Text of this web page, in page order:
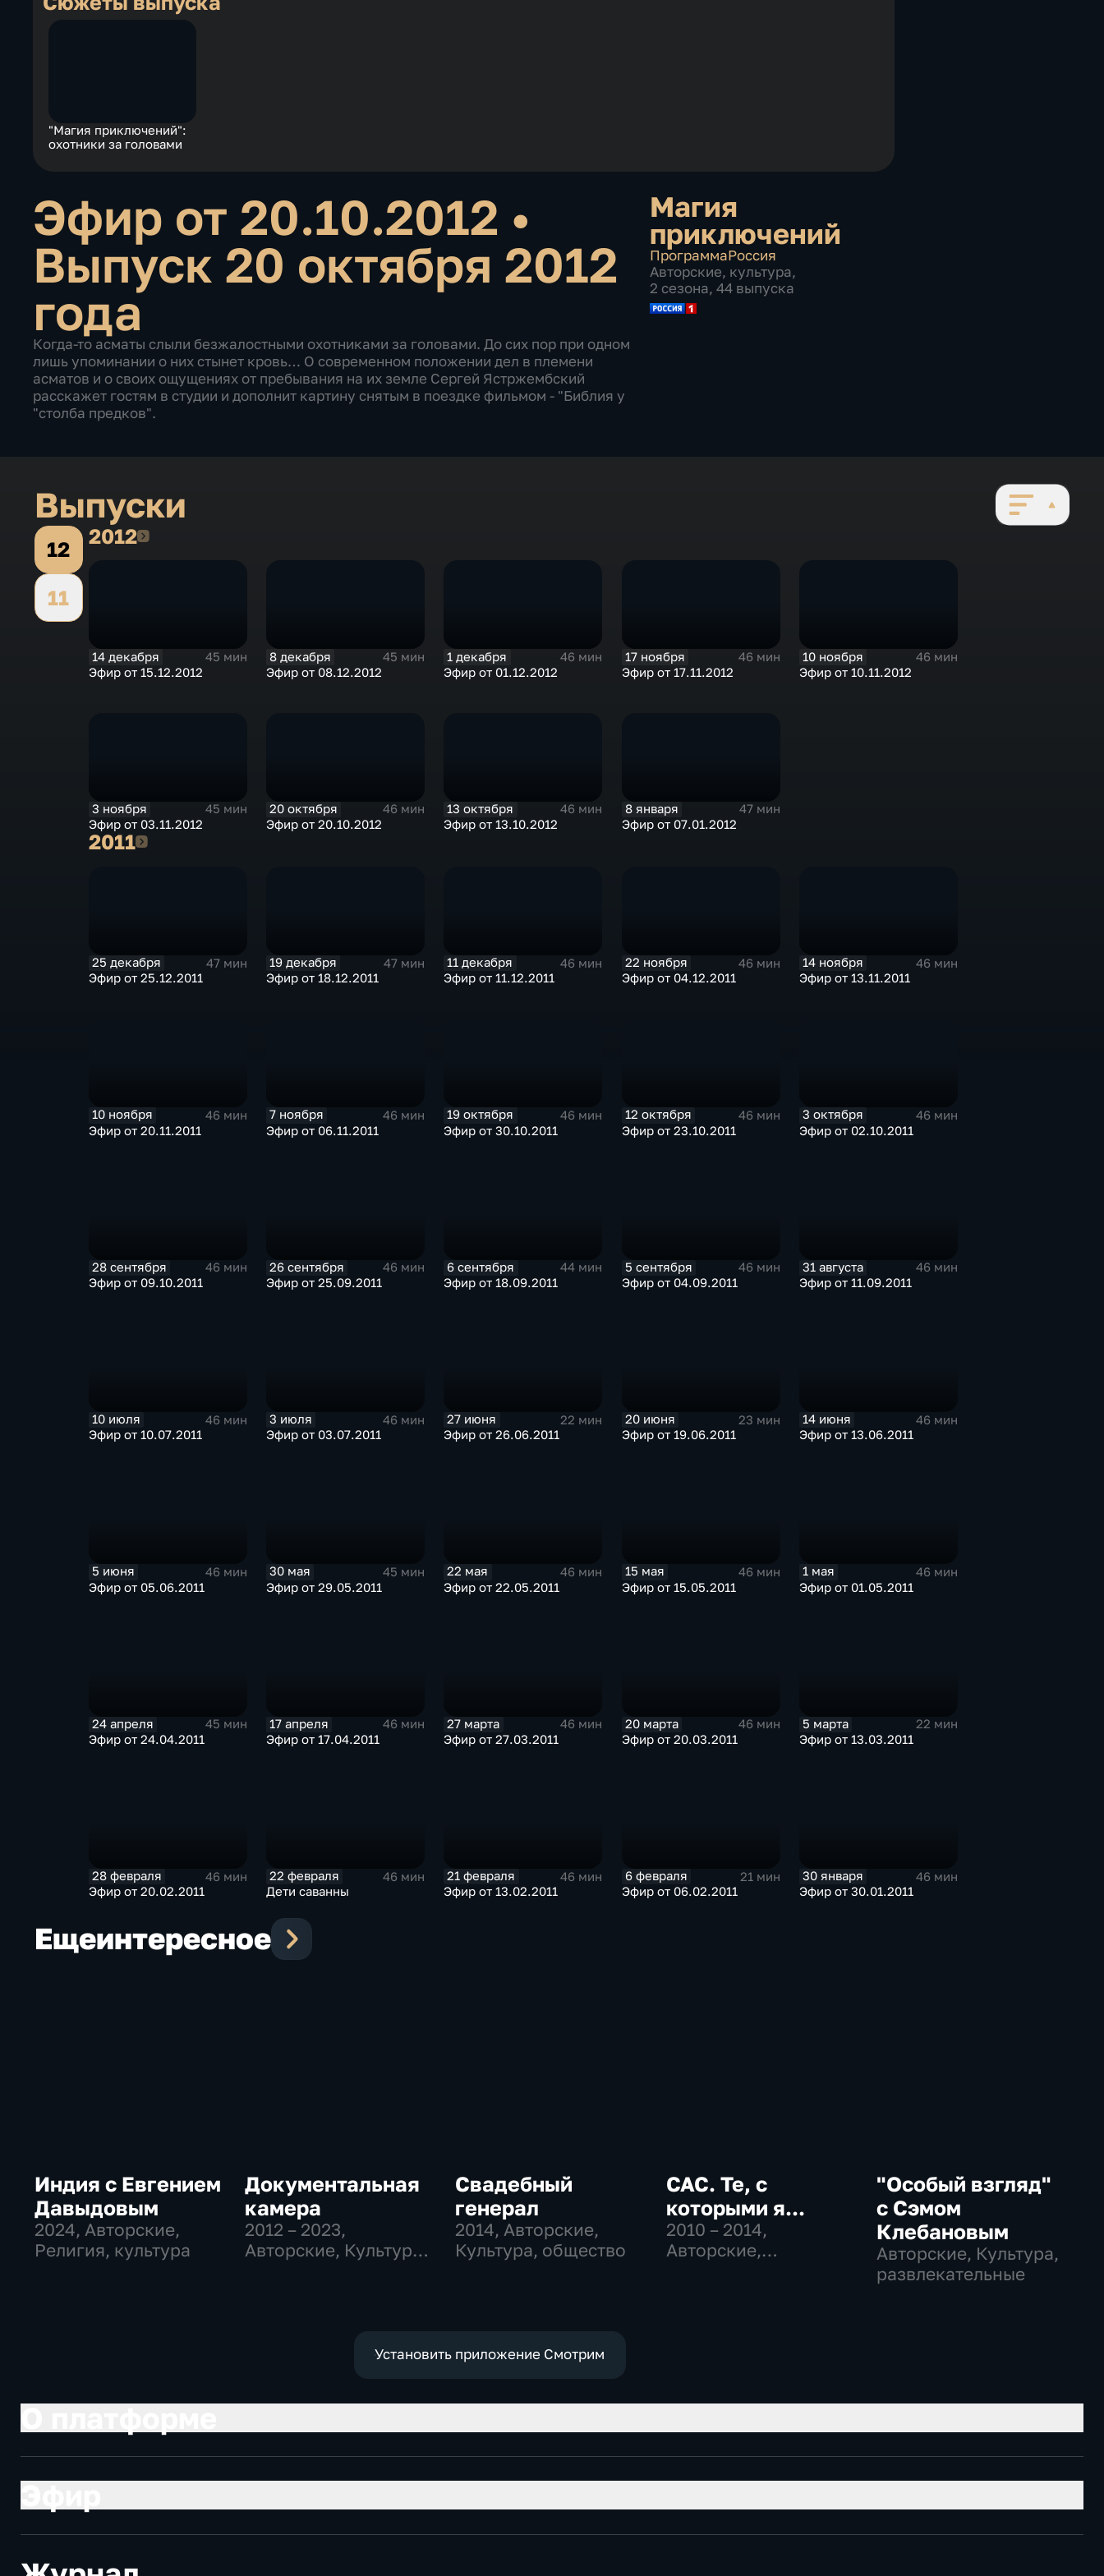
"Магия приключений":
охотники за головами
Эфир от 20.10.2012 •
Выпуск 20 октября 2012
года
Когда-то асматы слыли безжалостными охотниками за головами. До сих пор при одном
лишь упоминании о них стынет кровь… О современном положении дел в племени
асматов и о своих ощущениях от пребывания на их земле Сергей Ястржембский
расскажет гостям в студии и дополнит картину снятым в поездке фильмом - "Библия у
"столба предков".
Магия
приключений
ПрограммаРоссия
Авторские, культура,
2 сезона, 44 выпуска
Выпуски
12
11
20122012
14 декабря
45 мин
Эфир от 15.12.2012
8 декабря
45 мин
Эфир от 08.12.2012
1 декабря
46 мин
Эфир от 01.12.2012
17 ноября
46 мин
Эфир от 17.11.2012
10 ноября
46 мин
Эфир от 10.11.2012
3 ноября
45 мин
Эфир от 03.11.2012
20 октября
46 мин
Эфир от 20.10.2012
13 октября
46 мин
Эфир от 13.10.2012
8 января
47 мин
Эфир от 07.01.2012
20112011
25 декабря
47 мин
Эфир от 25.12.2011
19 декабря
47 мин
Эфир от 18.12.2011
11 декабря
46 мин
Эфир от 11.12.2011
22 ноября
46 мин
Эфир от 04.12.2011
14 ноября
46 мин
Эфир от 13.11.2011
10 ноября
46 мин
Эфир от 20.11.2011
7 ноября
46 мин
Эфир от 06.11.2011
19 октября
46 мин
Эфир от 30.10.2011
12 октября
46 мин
Эфир от 23.10.2011
3 октября
46 мин
Эфир от 02.10.2011
28 сентября
46 мин
Эфир от 09.10.2011
26 сентября
46 мин
Эфир от 25.09.2011
6 сентября
44 мин
Эфир от 18.09.2011
5 сентября
46 мин
Эфир от 04.09.2011
31 августа
46 мин
Эфир от 11.09.2011
10 июля
46 мин
Эфир от 10.07.2011
3 июля
46 мин
Эфир от 03.07.2011
27 июня
22 мин
Эфир от 26.06.2011
20 июня
23 мин
Эфир от 19.06.2011
14 июня
46 мин
Эфир от 13.06.2011
5 июня
46 мин
Эфир от 05.06.2011
30 мая
45 мин
Эфир от 29.05.2011
22 мая
46 мин
Эфир от 22.05.2011
15 мая
46 мин
Эфир от 15.05.2011
1 мая
46 мин
Эфир от 01.05.2011
24 апреля
45 мин
Эфир от 24.04.2011
17 апреля
46 мин
Эфир от 17.04.2011
27 марта
46 мин
Эфир от 27.03.2011
20 марта
46 мин
Эфир от 20.03.2011
5 марта
22 мин
Эфир от 13.03.2011
28 февраля
46 мин
Эфир от 20.02.2011
22 февраля
46 мин
Дети саванны
21 февраля
46 мин
Эфир от 13.02.2011
6 февраля
21 мин
Эфир от 06.02.2011
30 января
46 мин
Эфир от 30.01.2011
Ещеинтересное
Индия с Евгением
Давыдовым
2024, Авторские,
Религия, культура
Документальная
камера
2012 – 2023,
Авторские, Культура,
Свадебный
генерал
2014, Авторские,
Культура, общество
САС. Те, с
которыми я...
2010 – 2014,
Авторские,
"Особый взгляд"
с Сэмом
Клебановым
Авторские, Культура,
развлекательные
Установить приложение Смотрим